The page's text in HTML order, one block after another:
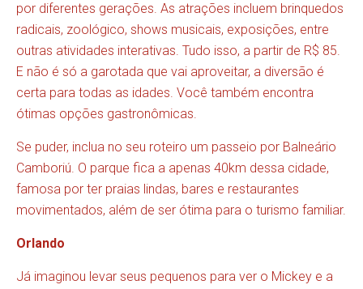
por diferentes gerações. As atrações incluem brinquedos
radicais, zoológico, shows musicais, exposições, entre
outras atividades interativas. Tudo isso, a partir de R$ 85.
E não é só a garotada que vai aproveitar, a diversão é
certa para todas as idades. Você também encontra
ótimas opções gastronômicas.
Se puder, inclua no seu roteiro um passeio por Balneário
Camboriú. O parque fica a apenas 40km dessa cidade,
famosa por ter praias lindas, bares e restaurantes
movimentados, além de ser ótima para o turismo familiar.
Orlando
Já imaginou levar seus pequenos para ver o Mickey e a